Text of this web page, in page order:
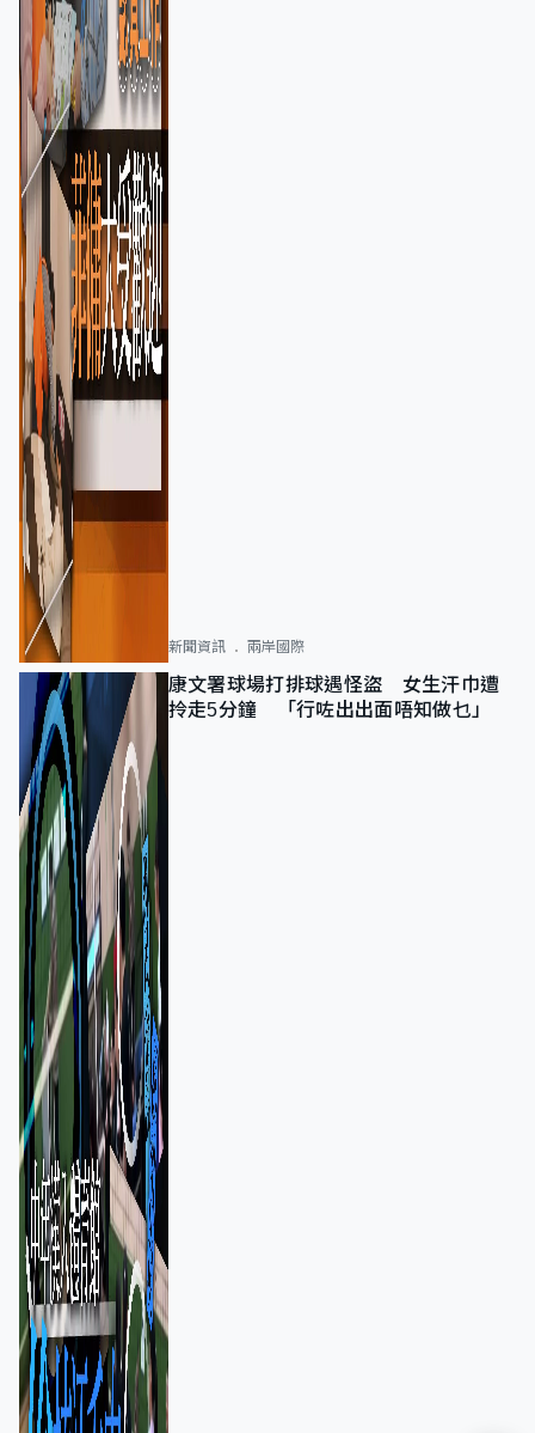
新聞資訊 兩岸國際
康文署球場打排球遇怪盜 女生汗巾遭
拎走5分鐘 「行咗出出面唔知做乜」